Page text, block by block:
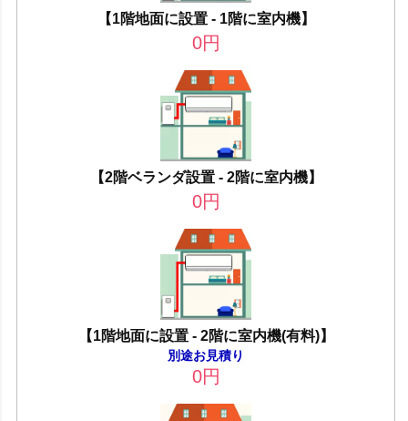
【1階地面に設置 - 1階に室内機】
0円
【2階ベランダ設置 - 2階に室内機】
0円
【1階地面に設置 - 2階に室内機(有料)】
別途お見積り
0円